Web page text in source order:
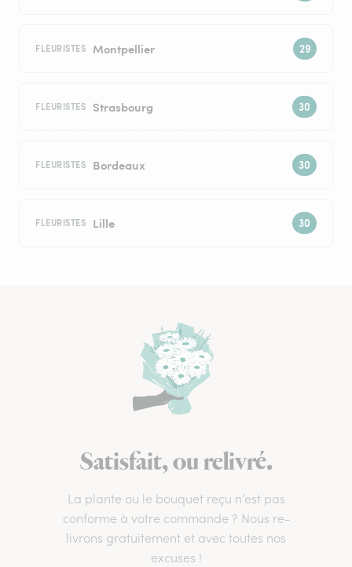
FLEURISTES Montpellier
FLEURISTES Strasbourg
FLEURISTES Bordeaux
FLEURISTES Lille
Satisfait, ou relivré.
La plante ou le bouquet reçu n’est pas
conforme à votre commande ? Nous re-
livrons gratuitement et avec toutes nos
excuses !